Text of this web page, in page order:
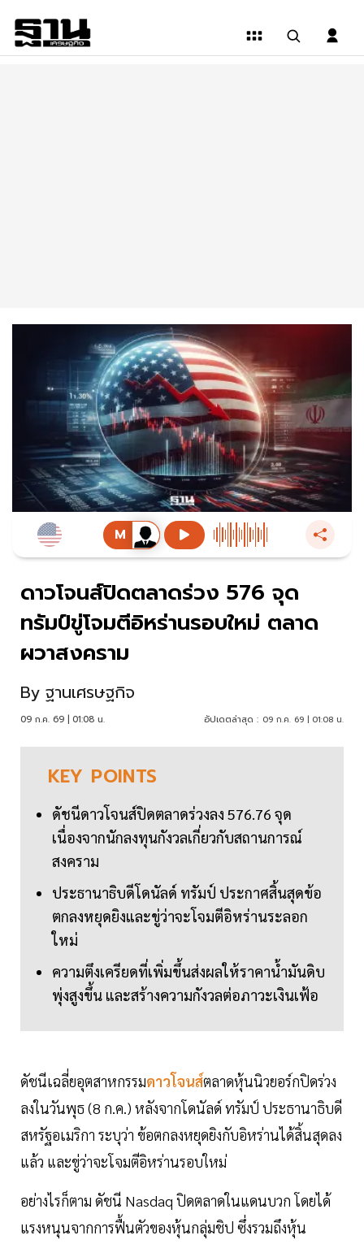
ดาวโจนส์ปิดตลาดร่วง 576 จุด
ทรัมป์ขู่โจมตีอิหร่านรอบใหม่ ตลาด
ผวาสงคราม
By ฐานเศรษฐกิจ
09 ก.ค. 69 | 01:08 น. อัปเดตล่าสุด : 09 ก.ค. 69 | 01:08 น.
KEY POINTS
ดัชนีดาวโจนส์ปิดตลาดร่วงลง 576.76 จุด
เนื่องจากนักลงทุนกังวลเกี่ยวกับสถานการณ์
สงคราม
ประธานาธิบดีโดนัลด์ ทรัมป์ ประกาศสิ้นสุดข้อ
ตกลงหยุดยิงและขู่ว่าจะโจมตีอิหร่านระลอก
ใหม่
ความตึงเครียดที่เพิ่มขึ้นส่งผลให้ราคาน้ำมันดิบ
พุ่งสูงขึ้น และสร้างความกังวลต่อภาวะเงินเฟ้อ
ดัชนีเฉลี่ยอุตสาหกรรมดาวโจนส์ตลาดหุ้นนิวยอร์กปิดร่วง
ลงในวันพุธ (8 ก.ค.) หลังจากโดนัลด์ ทรัมป์ ประธานาธิบดี
สหรัฐอเมริกา ระบุว่า ข้อตกลงหยุดยิงกับอิหร่านได้สิ้นสุดลง
แล้ว และขู่ว่าจะโจมตีอิหร่านรอบใหม่
อย่างไรก็ตาม ดัชนี Nasdaq ปิดตลาดในแดนบวก โดยได้
แรงหนุนจากการฟื้นตัวของหุ้นกลุ่มชิป ซึ่งรวมถึงหุ้น